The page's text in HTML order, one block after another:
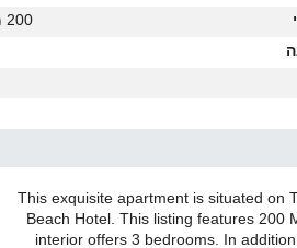
200 מ"ר
This exquisite apartment is situated on
Beach Hotel. This listing features 200
interior offers 3 bedrooms. In